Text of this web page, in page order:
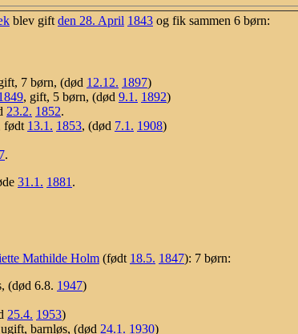
blev gift den 28. April 1843 og fik sammen 6 børn:
7 børn, (død 12.12. 1897)
, gift, 5 børn, (død 9.1. 1892)
23.2. 1852.
født 13.1. 1853, (død 7.1. 1908)
.
31.1. 1881 .
Mathilde Holm (født 18.5. 1847): 7 børn:
(død 6.8. 1947)
25.4. 1953)
barnløs, (død 24.1. 1930)